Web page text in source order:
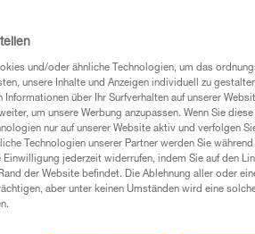
durch eine Person
Ergonomie
diesem Tech Tipp geht,
verstehen zu
Informationen richtig
und ein spezielles
und/oder ähnliche Technologien, um das
unsere Inhalte und Anzeigen individuell zu
Informationen über Ihr Surfverhalten auf unserer
um unsere Werbung anzupassen. Wenn Sie
nur auf unserer Website aktiv und verfolgen
Technologien unserer Partner werden Sie während
jederzeit widerrufen, indem Sie auf den
der Website befindet. Die Ablehnung aller oder
aber unter keinen Umständen wird eine